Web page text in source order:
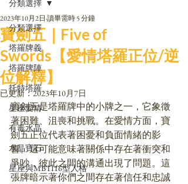
分類選擇
塔羅牌義
塔羅牌陣
托特塔羅
星座愛情
有毒水晶
水晶寶石
星座與MBTI16型人格
分類選擇
寶劍五｜Five of
Swords【愛情塔羅正位/逆
位解釋】
2023年10月2日 讀畢需時 5 分鐘
已更新：2023年10月7日
寶劍五是塔羅牌中的小牌之一，它象徵
著困難、沮喪和挑戰。在愛情方面，寶
劍五正位代表著困憂和負面情緒的影
響。這可能意味著關係中存在著衝突和
爭吵，彼此之間的溝通出現了問題。這
張牌暗示著你們之間存在著信任和忠誠